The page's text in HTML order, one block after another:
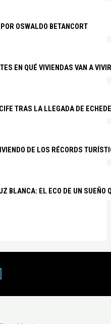
OSWALDO BETANCORT
EN QUÉ VIVIENDAS VAN A
TRAS LA LLEGADA DE
DE LOS RÉCORDS
BLANCA: EL ECO DE UN